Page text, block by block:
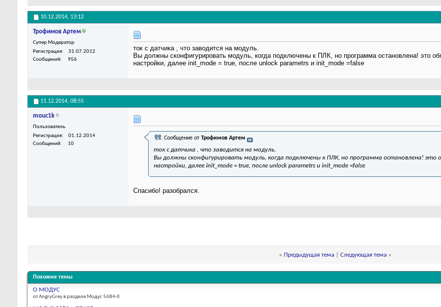
10.12.2014, 13:12
Трофимов Артем
Супер Модератор
Регистрация
31.07.2012
Сообщений
956
ток с датчика , что заводится на модуль.
Вы должны сконфигурировать модуль, когда подключены к ПЛК, но программа остановлена! это
настройки, далее init_mode = true, после unlock parametrs и init_mode =false
11.12.2014, 08:55
mouc1k
Пользователь
Регистрация
01.12.2014
Сообщений
10
Сообщение от Трофимов Артем
ток с датчика , что заводится на модуль.
Вы должны сконфигурировать модуль, когда подключены к ПЛК, но программа остановлена! это
настройки, далее init_mode = true, после unlock parametrs и init_mode =false
Спасибо! разобрался.
« Предыдущая тема Следующая тема »
Похожие темы
О МОДУС
от AngryGrey в разделе Модус 5684-0